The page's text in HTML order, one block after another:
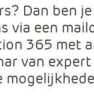
Dan ben
via een
365 met
van